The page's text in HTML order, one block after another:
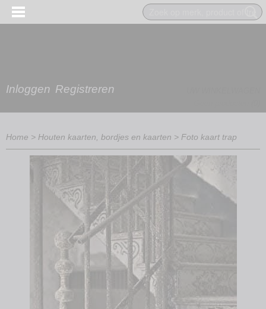
Inloggen Registreren
Home > Houten kaarten, bordjes en kaarten > Foto kaart trap